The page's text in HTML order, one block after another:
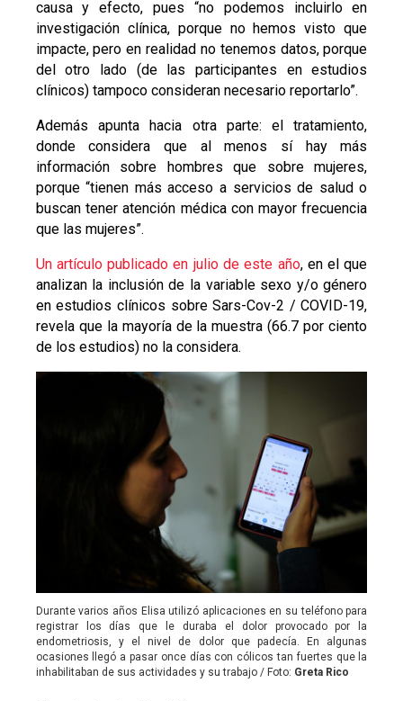
causa y efecto, pues “no podemos incluirlo en
investigación clínica, porque no hemos visto que
impacte, pero en realidad no tenemos datos, porque
del otro lado (de las participantes en estudios
clínicos) tampoco consideran necesario reportarlo”.
Además apunta hacia otra parte: el tratamiento,
donde considera que al menos sí hay más
información sobre hombres que sobre mujeres,
porque “tienen más acceso a servicios de salud o
buscan tener atención médica con mayor frecuencia
que las mujeres”.
Un artículo publicado en julio de este año, en el que
analizan la inclusión de la variable sexo y/o género
en estudios clínicos sobre Sars-Cov-2 / COVID-19,
revela que la mayoría de la muestra (66.7 por ciento
de los estudios) no la considera.
Durante varios años Elisa utilizó aplicaciones en su teléfono para
registrar los días que le duraba el dolor provocado por la
endometriosis, y el nivel de dolor que padecía. En algunas
ocasiones llegó a pasar once días con cólicos tan fuertes que la
inhabilitaban de sus actividades y su trabajo / Foto: Greta Rico